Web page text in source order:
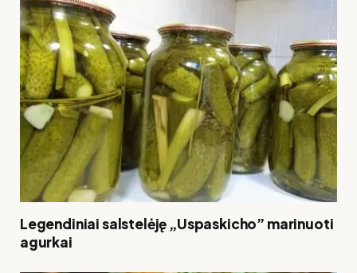
Legendiniai salstelėję „Uspaskicho” marinuoti
agurkai